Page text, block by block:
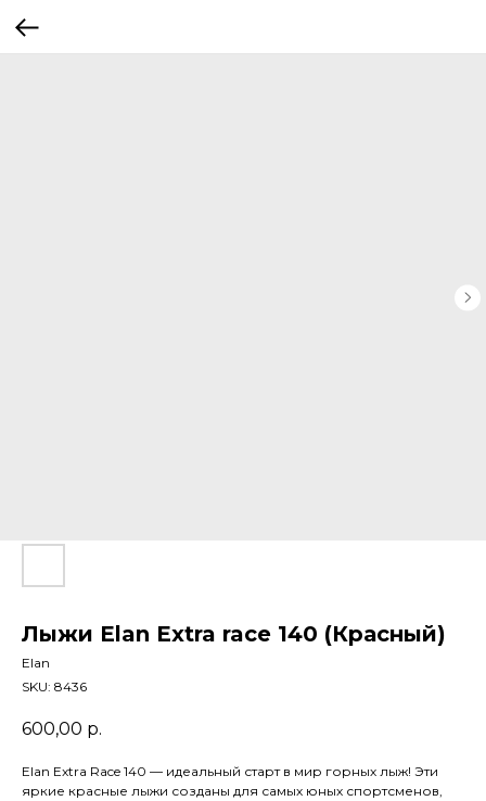
Лыжи Elan Extra race 140 (Красный)
Elan
SKU: 8436
600,00 р.
Elan Extra Race 140 — идеальный старт в мир горных лыж! Эти
яркие красные лыжи созданы для самых юных спортсменов,